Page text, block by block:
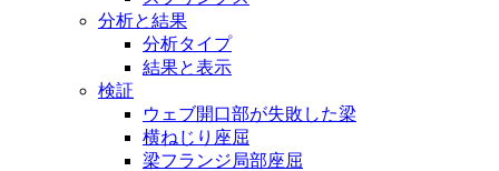
分析と結果
分析タイプ
結果と表示
検証
ウェブ開口部が失敗した梁
横ねじり座屈
梁フランジ局部座屈